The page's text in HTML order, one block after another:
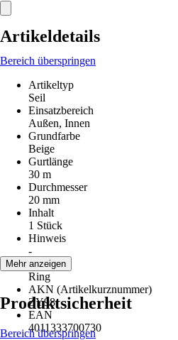
Artikeldetails
Bereich überspringen
Artikeltyp
Seil
Einsatzbereich
Außen, Innen
Grundfarbe
Beige
Gurtlänge
30 m
Durchmesser
20 mm
Inhalt
1 Stück
Hinweis
-
Einheit
Ring
AKN (Artikelkurznummer)
ZY98
EAN
4011333700730
Mehr anzeigen
Produktsicherheit
Bereich überspringen